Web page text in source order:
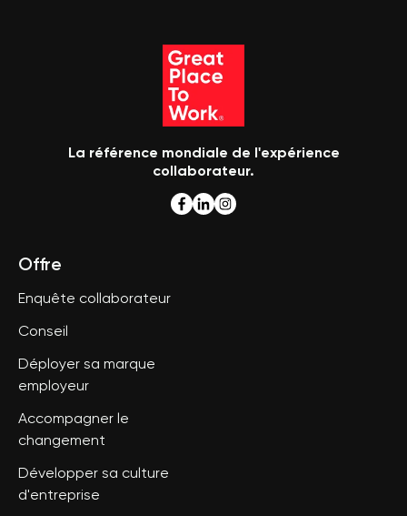
La référence mondiale de l'expérience
collaborateur.
Offre
Enquête collaborateur
Conseil
Déployer sa marque
employeur
Accompagner le
changement
Développer sa culture
d'entreprise